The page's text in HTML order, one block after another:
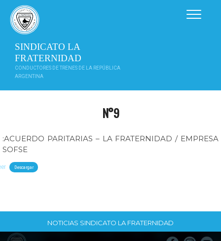
contenido
SINDICATO LA
FRATERNIDAD
CONDUCTORES DE TRENES DE LA REPÚBLICA
ARGENTINA
N°9
:ACUERDO PARITARIAS – LA FRATERNIDAD / EMPRESA
SOFSE
Descargar
NOTICIAS SINDICATO LA FRATERNIDAD